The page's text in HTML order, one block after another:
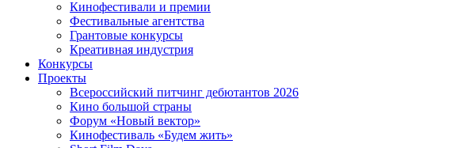
Кинофестивали и премии
Фестивальные агентства
Грантовые конкурсы
Креативная индустрия
Конкурсы
Проекты
Всероссийский питчинг дебютантов 2026
Кино большой страны
Форум «Новый вектор»
Кинофестиваль «Будем жить»